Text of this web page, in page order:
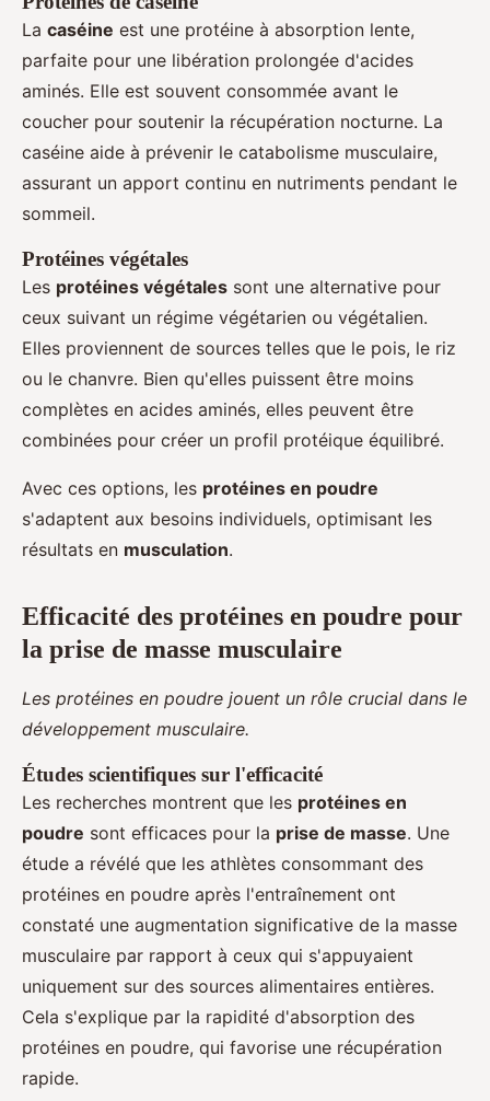
La caséine est une protéine à absorption lente,
parfaite pour une libération prolongée d'acides
aminés. Elle est souvent consommée avant le
coucher pour soutenir la récupération nocturne. La
caséine aide à prévenir le catabolisme musculaire,
assurant un apport continu en nutriments pendant le
sommeil.
Protéines végétales
Les protéines végétales sont une alternative pour
ceux suivant un régime végétarien ou végétalien.
Elles proviennent de sources telles que le pois, le riz
ou le chanvre. Bien qu'elles puissent être moins
complètes en acides aminés, elles peuvent être
combinées pour créer un profil protéique équilibré.
Avec ces options, les protéines en poudre
s'adaptent aux besoins individuels, optimisant les
résultats en musculation.
Efficacité des protéines en poudre pour
la prise de masse musculaire
Les protéines en poudre jouent un rôle crucial dans le
développement musculaire.
Études scientifiques sur l'efficacité
Les recherches montrent que les protéines en
poudre sont efficaces pour la prise de masse. Une
étude a révélé que les athlètes consommant des
protéines en poudre après l'entraînement ont
constaté une augmentation significative de la masse
musculaire par rapport à ceux qui s'appuyaient
uniquement sur des sources alimentaires entières.
Cela s'explique par la rapidité d'absorption des
protéines en poudre, qui favorise une récupération
rapide.